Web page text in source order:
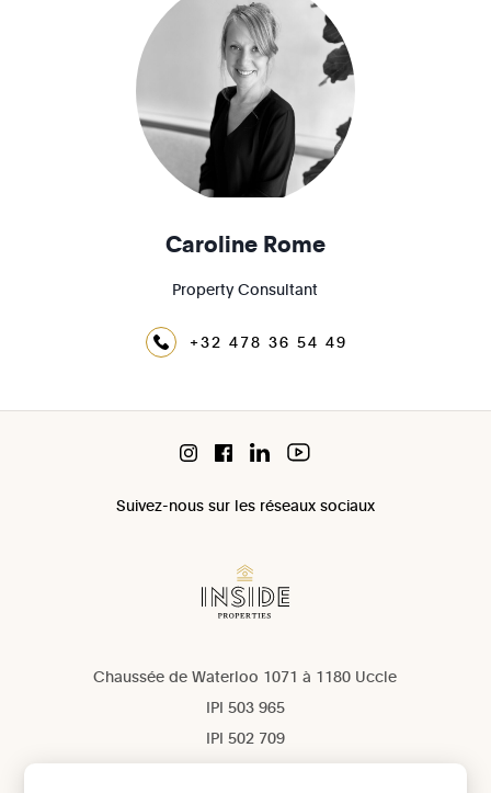
Caroline Rome
Property Consultant
+32 478 36 54 49
Chaussée de Waterloo 1071 à 1180 Uccle
IPI 503 965
IPI 502 709
Suivez-nous sur les réseaux sociaux
Confidentialité